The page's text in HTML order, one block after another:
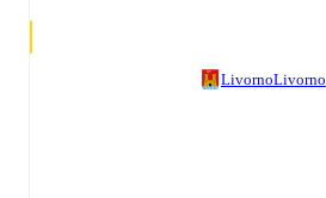
LivornoLivorno